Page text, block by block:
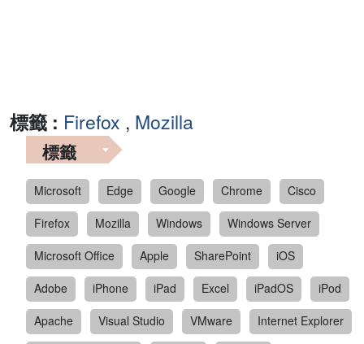
標籤 : Firefox , Mozilla
標籤
Microsoft Edge Google Chrome
Cisco
Firefox
Mozilla Windows
Windows Server
Microsoft Office
Apple SharePoint
iOS
Adobe
iPhone iPad Excel iPadOS
iPod
Apache
Visual Studio VMware
Internet Explorer